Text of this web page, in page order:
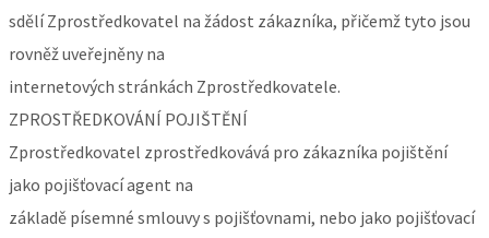
sdělí Zprostředkovatel na žádost zákazníka, přičemž tyto jsou
rovněž uveřejněny na
internetových stránkách Zprostředkovatele.
ZPROSTŘEDKOVÁNÍ POJIŠTĚNÍ
Zprostředkovatel zprostředkovává pro zákazníka pojištění
jako pojišťovací agent na
základě písemné smlouvy s pojišťovnami, nebo jako pojišťovací